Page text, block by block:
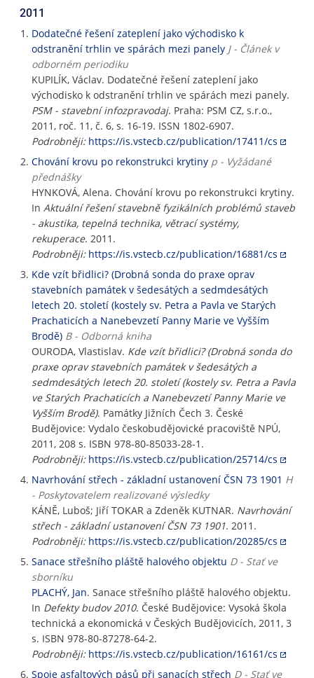
2011
Dodatečné řešení zateplení jako východisko k
odstranění trhlin ve spárách mezi panely J - Článek v
odborném periodiku
KUPILÍK, Václav. Dodatečné řešení zateplení jako
východisko k odstranění trhlin ve spárách mezi panely.
PSM - stavební infozpravodaj. Praha: PSM CZ, s.r.o.,
2011, roč. 11, č. 6, s. 16-19. ISSN 1802-6907.
Podrobněji: https://is.vstecb.cz/publication/17411/cs
Chování krovu po rekonstrukci krytiny p - Vyžádané
přednášky
HYNKOVÁ, Alena. Chování krovu po rekonstrukci krytiny.
In Aktuální řešení stavebně fyzikálních problémů staveb
- akustika, tepelná technika, větrací systémy,
rekuperace. 2011.
Podrobněji: https://is.vstecb.cz/publication/16881/cs
Kde vzít břidlici? (Drobná sonda do praxe oprav
stavebních památek v šedesátých a sedmdesátých
letech 20. století (kostely sv. Petra a Pavla ve Starých
Prachaticích a Nanebevzetí Panny Marie ve Vyšším
Brodě) B - Odborná kniha
OURODA, Vlastislav. Kde vzít břidlici? (Drobná sonda do
praxe oprav stavebních památek v šedesátých a
sedmdesátých letech 20. století (kostely sv. Petra a Pavla
ve Starých Prachaticích a Nanebevzetí Panny Marie ve
Vyšším Brodě). Památky Jižních Čech 3. České
Budějovice: Vydalo českobudějovické pracoviště NPÚ,
2011, 208 s. ISBN 978-80-85033-28-1.
Podrobněji: https://is.vstecb.cz/publication/25714/cs
Navrhování střech - základní ustanovení ČSN 73 1901 H
- Poskytovatelem realizované výsledky
KÁNĚ, Luboš; Jiří TOKAR a Zdeněk KUTNAR. Navrhování
střech - základní ustanovení ČSN 73 1901. 2011.
Podrobněji: https://is.vstecb.cz/publication/20285/cs
Sanace střešního pláště halového objektu D - Stať ve
sborníku
PLACHÝ, Jan. Sanace střešního pláště halového objektu.
In Defekty budov 2010. České Budějovice: Vysoká škola
technická a ekonomická v Českých Budějovicích, 2011, 3
s. ISBN 978-80-87278-64-2.
Podrobněji: https://is.vstecb.cz/publication/16161/cs
Spoje asfaltových pásů při sanacích střech D - Stať ve